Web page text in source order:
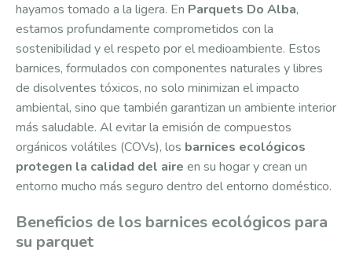
hayamos tomado a la ligera. En Parquets Do Alba,
estamos profundamente comprometidos con la
sostenibilidad y el respeto por el medioambiente. Estos
barnices, formulados con componentes naturales y libres
de disolventes tóxicos, no solo minimizan el impacto
ambiental, sino que también garantizan un ambiente interior
más saludable. Al evitar la emisión de compuestos
orgánicos volátiles (COVs), los barnices ecológicos
protegen la calidad del aire en su hogar y crean un
entorno mucho más seguro dentro del entorno doméstico.
Beneficios de los barnices ecológicos para
su parquet